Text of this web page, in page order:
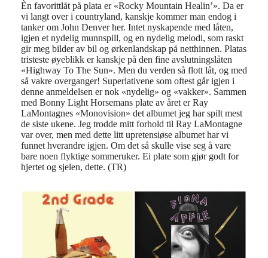
Èn favorittlåt på plata er «Rocky Mountain Healin’». Da er
vi langt over i countryland, kanskje kommer man endog i
tanker om John Denver her. Intet nyskapende med låten,
igjen et nydelig munnspill, og en nydelig melodi, som raskt
gir meg bilder av bil og ørkenlandskap på netthinnen. Platas
tristeste øyeblikk er kanskje på den fine avslutningslåten
«Highway To The Sun». Men du verden så flott låt, og med
så vakre overganger! Superlativene som oftest går igjen i
denne anmeldelsen er nok «nydelig» og «vakker». Sammen
med Bonny Light Horsemans plate av året er Ray
LaMontagnes «Monovision» det albumet jeg har spilt mest
de siste ukene. Jeg trodde mitt forhold til Ray LaMontagne
var over, men med dette litt upretensiøse albumet har vi
funnet hverandre igjen. Om det så skulle vise seg å vare
bare noen flyktige sommeruker. Ei plate som gjør godt for
hjertet og sjelen, dette. (TR)